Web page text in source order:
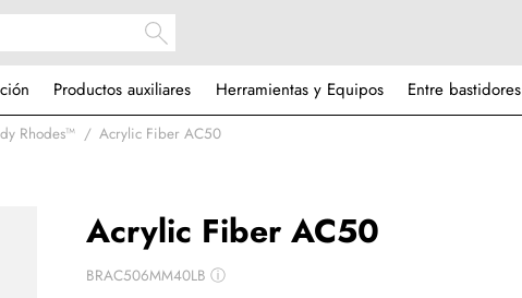
Productos auxiliares Herramientas y Equipos Entre bastidores
Rhodes™ Acrylic Fiber AC50
Acrylic Fiber AC50
BRAC506MM40LBⓘ